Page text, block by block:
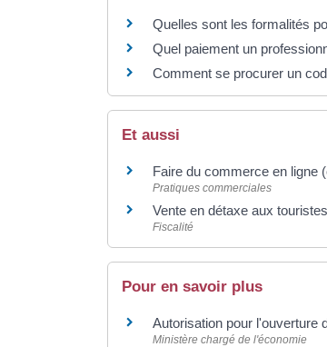
Quelles sont les formalités
Quel paiement un
Comment se procurer un
Et aussi
Faire du commerce en ligne
Pratiques commerciales
Vente en détaxe aux touristes
Fiscalité
Pour en savoir plus
Autorisation pour l'ouverture
Ministère chargé de l'économie